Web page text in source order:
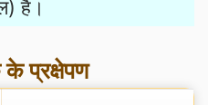
है।
प्रक्षेपण